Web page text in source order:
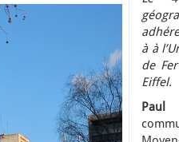
à à
de
Eiffel.
Paul